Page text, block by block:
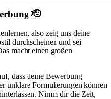
🫡
also zeig uns deine
durchscheinen und sei
macht einen großen
dass deine Bewerbung
unklare Formulierungen können
Nimm dir die Zeit,